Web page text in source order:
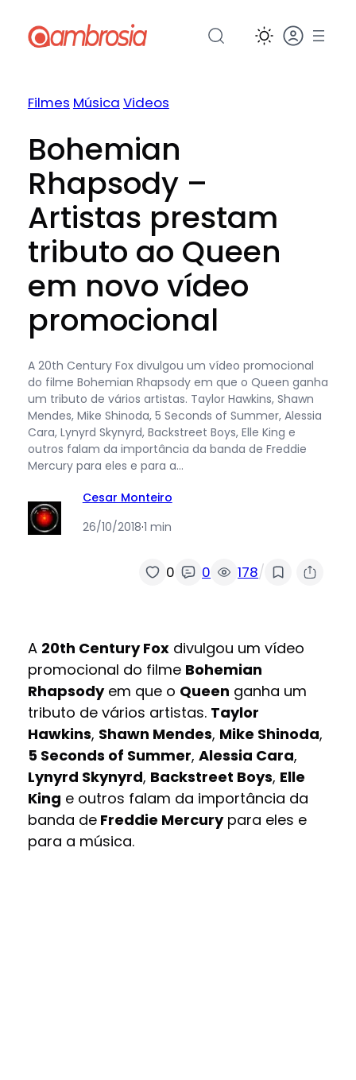
para
Filmes Música Videos
Bohemian
Rhapsody –
Artistas prestam
tributo ao Queen
em novo vídeo
promocional
A 20th Century Fox divulgou um vídeo promocional
do filme Bohemian Rhapsody em que o Queen ganha
um tributo de vários artistas. Taylor Hawkins, Shawn
Mendes, Mike Shinoda, 5 Seconds of Summer, Alessia
Cara, Lynyrd Skynyrd, Backstreet Boys, Elle King e
outros falam da importância da banda de Freddie
Mercury para eles e para a…
Cesar Monteiro
26/10/2018·1 min
0 0 178/
A 20th Century Foxdivulgou um vídeo
promocional do filme Bohemian
Rhapsodyem que o Queen ganha um
tributo de vários artistas. Taylor
Hawkins, Shawn Mendes, Mike Shinoda,
5 Seconds of Summer, Alessia Cara,
Lynyrd Skynyrd, Backstreet Boys, Elle
King e outros falam da importância da
banda deFreddie Mercurypara eles e
para a música.